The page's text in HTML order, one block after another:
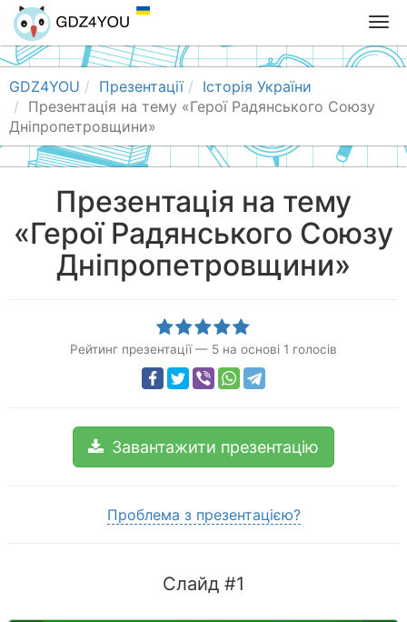
T
o
g
n
a
g
a
GDZ4YOU Презентації
Історія України
Презентація на тему «Герої Радянського Союзу
Дніпропетровщини»
Презентація на тему
«Герої Радянського Союзу
Дніпропетровщини»
Рейтинг презентації — 5 на основі 1 голосів
Завантажити презентацію
Проблема з презентацією?
Слайд #1